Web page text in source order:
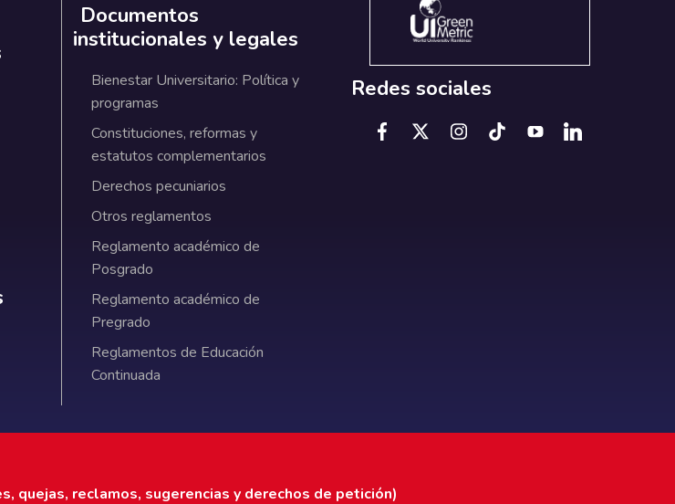
institucionales
Documentos
institucionales y legales
Bienestar Universitario: Política y
programas
Constituciones, reformas y
estatutos complementarios
Derechos pecuniarios
Otros reglamentos
Reglamento académico de
Posgrado
Reglamento académico de
Pregrado
Reglamentos de Educación
Continuada
Redes sociales
quejas, reclamos, sugerencias y derechos de petición)